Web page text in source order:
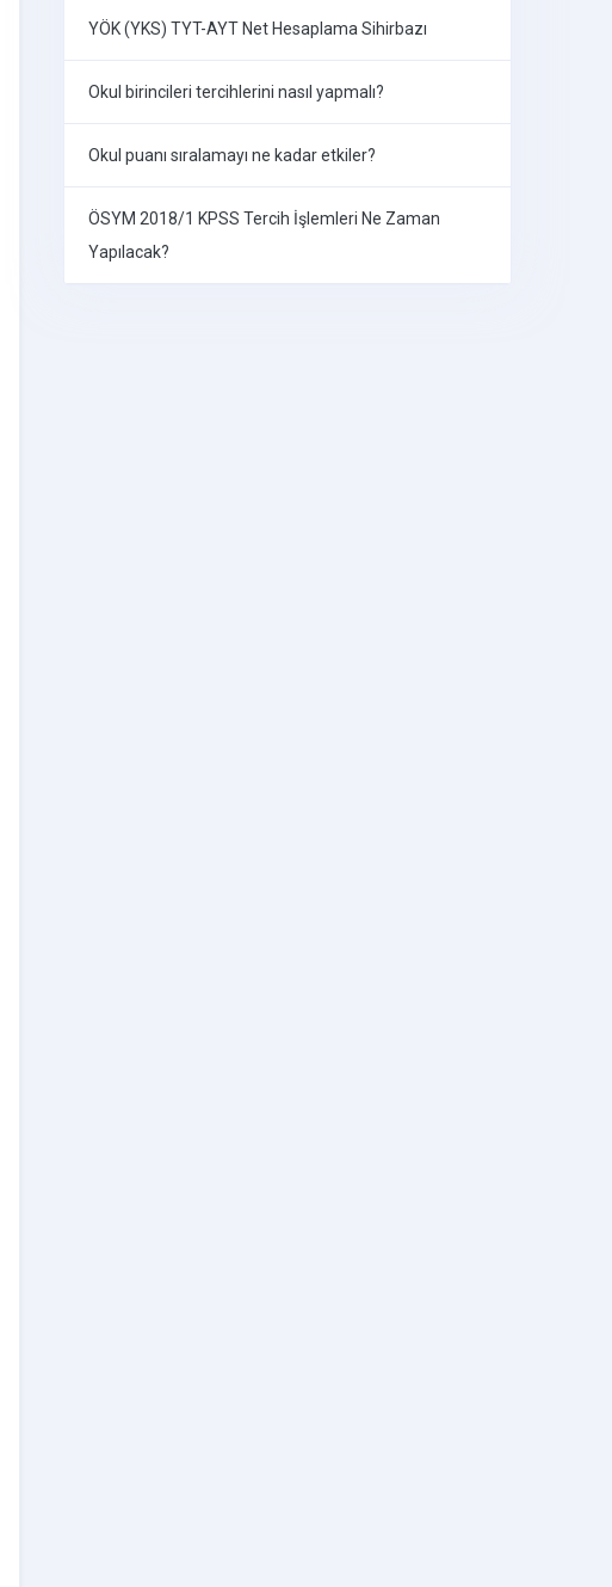
YÖK (YKS) TYT-AYT Net Hesaplama Sihirbazı
Okul birincileri tercihlerini nasıl yapmalı?
Okul puanı sıralamayı ne kadar etkiler?
ÖSYM 2018/1 KPSS Tercih İşlemleri Ne Zaman
Yapılacak?